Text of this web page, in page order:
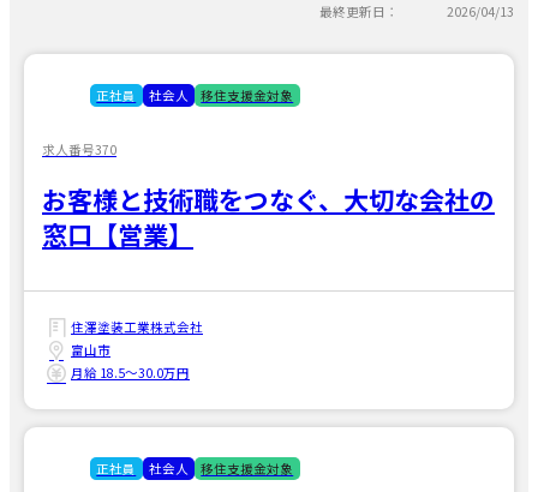
最終更新日： 2026/04/13
正社員 社会人 移住支援金対象
求人番号370
お客様と技術職をつなぐ、大切な会社の
窓口【営業】
住澤塗装工業株式会社
富山市
月給 18.5〜30.0万円
正社員 社会人 移住支援金対象